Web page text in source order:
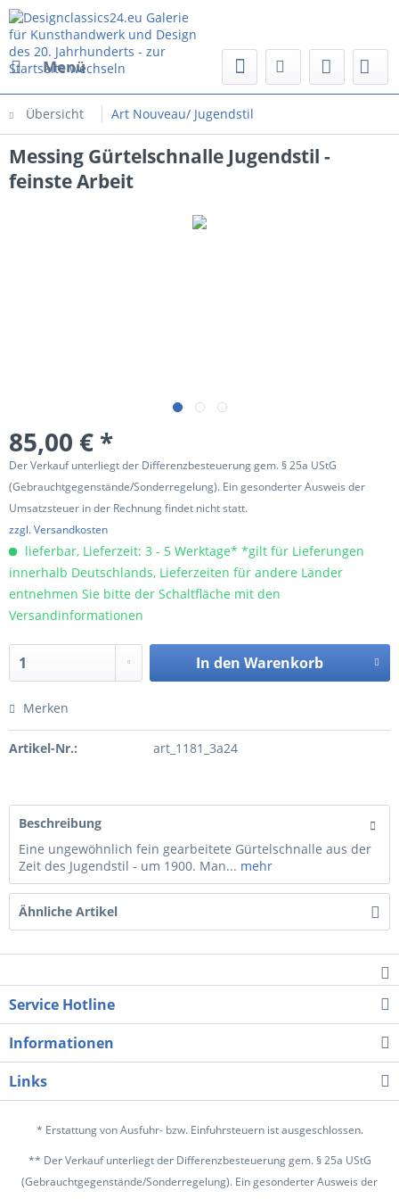
Menü
Übersicht Art Nouveau/ Jugendstil
Messing Gürtelschnalle Jugendstil -
feinste Arbeit
85,00 € *
Der Verkauf unterliegt der Differenzbesteuerung gem. § 25a UStG
(Gebrauchtgegenstände/Sonderregelung). Ein gesonderter Ausweis der
Umsatzsteuer in der Rechnung findet nicht statt.
zzgl. Versandkosten
lieferbar, Lieferzeit: 3 - 5 Werktage* *gilt für Lieferungen
innerhalb Deutschlands, Lieferzeiten für andere Länder
entnehmen Sie bitte der Schaltfläche mit den
Versandinformationen
In den Warenkorb
Merken
Artikel-Nr.: art_1181_3a24
Beschreibung
Eine ungewöhnlich fein gearbeitete Gürtelschnalle aus der
Zeit des Jugendstil - um 1900. Man... mehr
Ähnliche Artikel
Service Hotline
Informationen
Links
* Erstattung von Ausfuhr- bzw. Einfuhrsteuern ist ausgeschlossen.
** Der Verkauf unterliegt der Differenzbesteuerung gem. § 25a UStG
(Gebrauchtgegenstände/Sonderregelung). Ein gesonderter Ausweis der